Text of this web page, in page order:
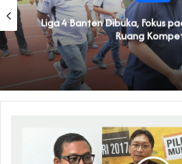
Liga 4 Banten Dibuka, Fokus
Ruang